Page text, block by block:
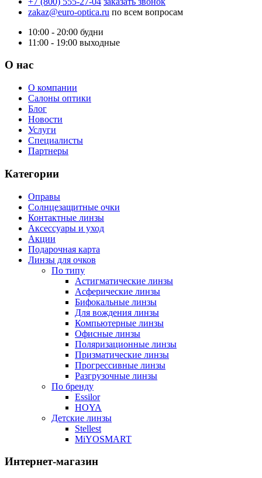
zakaz@euro-optica.ru по всем вопросам
10:00 - 20:00 будни
11:00 - 19:00 выходные
О нас
О компании
Салоны оптики
Блог
Новости
Услуги
Специалисты
Партнеры
Категории
Оправы
Солнцезащитные очки
Контактные линзы
Аксессуары и уход
Акции
Подарочная карта
Линзы для очков
По типу
Астигматические линзы
Асферические линзы
Бифокальные линзы
Для вождения линзы
Компьютерные линзы
Офисные линзы
Поляризационные линзы
Призматические линзы
Прогрессивные линзы
Разгрузочные линзы
По бренду
Essilor
HOYA
Детские линзы
Stellest
MiYOSMART
Интернет-магазин